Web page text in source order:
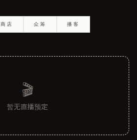
商店 众筹 播客
🎬
暂无直播预定